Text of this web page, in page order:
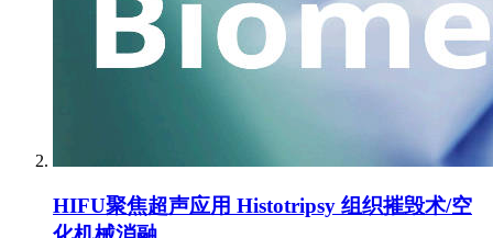
HIFU聚焦超声应用 Histotripsy 组织摧毁术/空